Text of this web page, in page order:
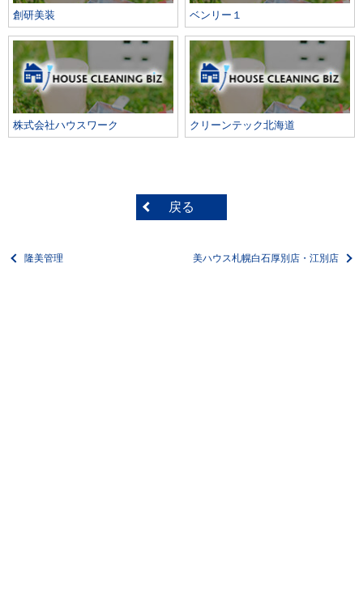
創研美装 ベンリー１
株式会社ハウスワーク クリーンテック北海道
戻る
隆美管理 美ハウス札幌白石厚別店・江別店